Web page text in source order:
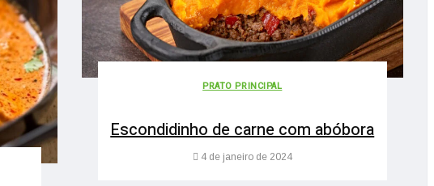
PRATO PRINCIPAL
Escondidinho de carne com abóbora
4 de janeiro de 2024